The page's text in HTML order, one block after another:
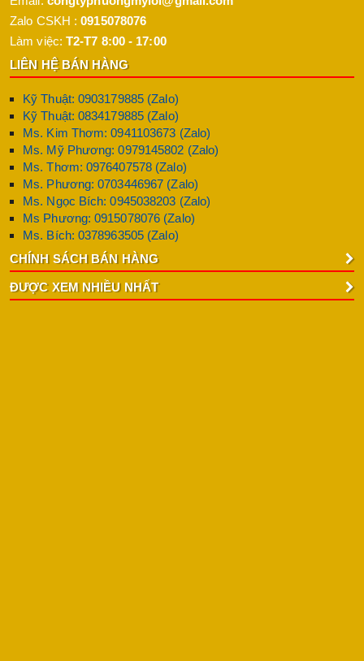
Zalo CSKH :0915078076
Làm việc: T2-T7 8:00 - 17:00
LIÊN HỆ BÁN HÀNG
Kỹ Thuật: 0903179885 (Zalo)
Kỹ Thuật: 0834179885 (Zalo)
Ms. Kim Thơm: 0941103673 (Zalo)
Ms. Mỹ Phương: 0979145802 (Zalo)
Ms. Thơm: 0976407578 (Zalo)
Ms. Phương: 0703446967 (Zalo)
Ms. Ngọc Bích: 0945038203 (Zalo)
Ms Phương: 0915078076 (Zalo)
Ms. Bích: 0378963505 (Zalo)
CHÍNH SÁCH BÁN HÀNG
ĐƯỢC XEM NHIỀU NHẤT